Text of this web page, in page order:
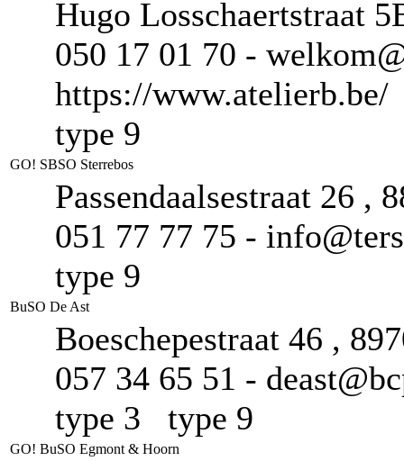
Hugo Losschaertstraat
050 17 01 70 -
https://www.atelierb.be/
type 9
GO! SBSO Sterrebos
Passendaalsestraat 26 ,
051 77 77 75 -
type 9
BuSO De Ast
Boeschepestraat 46 ,
057 34 65 51 -
type 3 type 9
GO! BuSO Egmont & Hoorn